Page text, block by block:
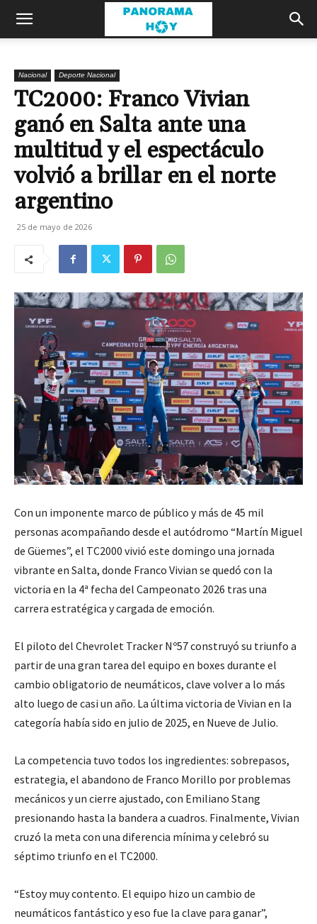
Nacional Deporte Nacional
TC2000: Franco Vivian
ganó en Salta ante una
multitud y el espectáculo
volvió a brillar en el norte
argentino
25 de mayo de 2026
Con un imponente marco de público y más de 45 mil
personas acompañando desde el autódromo “Martín Miguel
de Güemes”, el TC2000 vivió este domingo una jornada
vibrante en Salta, donde Franco Vivian se quedó con la
victoria en la 4ª fecha del Campeonato 2026 tras una
carrera estratégica y cargada de emoción.
El piloto del Chevrolet Tracker Nº57 construyó su triunfo a
partir de una gran tarea del equipo en boxes durante el
cambio obligatorio de neumáticos, clave volver a lo más
alto luego de casi un año. La última victoria de Vivian en la
categoría había sido en julio de 2025, en Nueve de Julio.
La competencia tuvo todos los ingredientes: sobrepasos,
estrategia, el abandono de Franco Morillo por problemas
mecánicos y un cierre ajustado, con Emiliano Stang
presionando hasta la bandera a cuadros. Finalmente, Vivian
cruzó la meta con una diferencia mínima y celebró su
séptimo triunfo en el TC2000.
“Estoy muy contento. El equipo hizo un cambio de
neumáticos fantástico y eso fue la clave para ganar”,